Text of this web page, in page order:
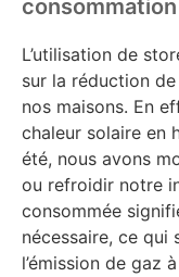
consommation
L’utilisation de
sur la réduction
nos maisons. En
chaleur solaire en
été, nous avons
ou refroidir notre
consommée
nécessaire, ce
l’émission de gaz